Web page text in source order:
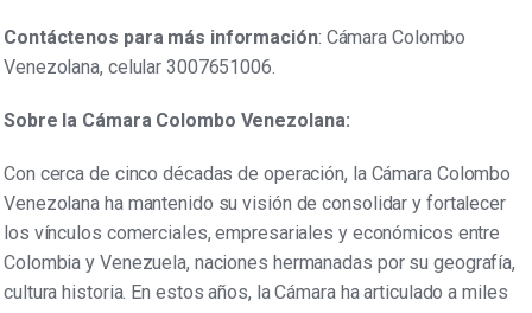
Contáctenos para más información: Cámara Colombo
Venezolana, celular 3007651006.
Sobre la Cámara Colombo Venezolana:
Con cerca de cinco décadas de operación, la Cámara Colombo
Venezolana ha mantenido su visión de consolidar y fortalecer
los vínculos comerciales, empresariales y económicos entre
Colombia y Venezuela, naciones hermanadas por su geografía,
cultura historia. En estos años, la Cámara ha articulado a miles